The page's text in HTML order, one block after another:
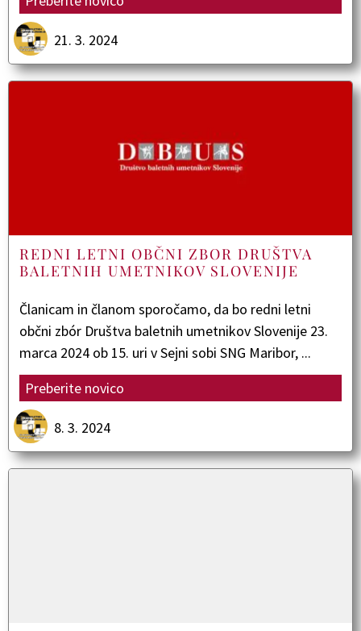
21. 3. 2024
REDNI LETNI OBČNI ZBOR DRUŠTVA
BALETNIH UMETNIKOV SLOVENIJE
Članicam in članom sporočamo, da bo redni letni
občni zbór Društva baletnih umetnikov Slovenije 23.
marca 2024 ob 15. uri v Sejni sobi SNG Maribor, ...
Preberite novico
8. 3. 2024